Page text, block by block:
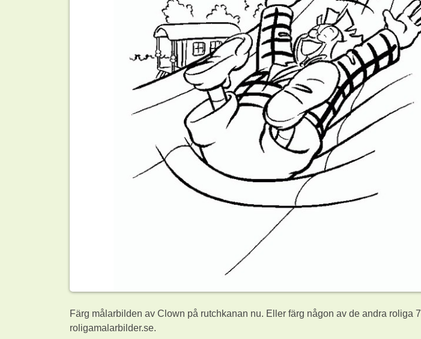
Färg målarbilden av Clown på rutchkanan nu. Eller färg någon av de andra roliga 7
roligamalarbilder.se.